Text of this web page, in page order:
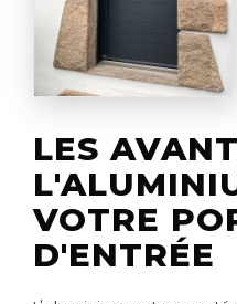
LES
VOTRE
D'ENTRÉE